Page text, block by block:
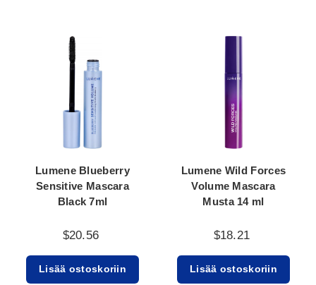
Lumene Blueberry
Sensitive Mascara
Black 7ml
$20.56
Lisää ostoskoriin
Lumene Wild Forces
Volume Mascara
Musta 14 ml
$18.21
Lisää ostoskoriin